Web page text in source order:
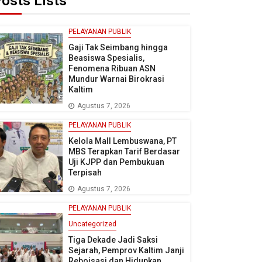
PELAYANAN PUBLIK
Gaji Tak Seimbang hingga
Beasiswa Spesialis,
Fenomena Ribuan ASN
Mundur Warnai Birokrasi
Kaltim
Agustus 7, 2026
PELAYANAN PUBLIK
Kelola Mall Lembuswana, PT
MBS Terapkan Tarif Berdasar
Uji KJPP dan Pembukuan
Terpisah
Agustus 7, 2026
PELAYANAN PUBLIK
Uncategorized
Tiga Dekade Jadi Saksi
Sejarah, Pemprov Kaltim Janji